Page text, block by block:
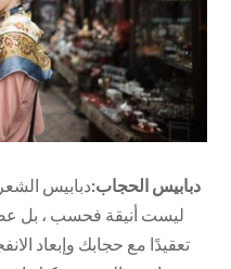
دبابيس الحجاب:دبابيس
ليست أنيقة فحسب ، بل
تعقيدًا مع حجابك وإبعاد